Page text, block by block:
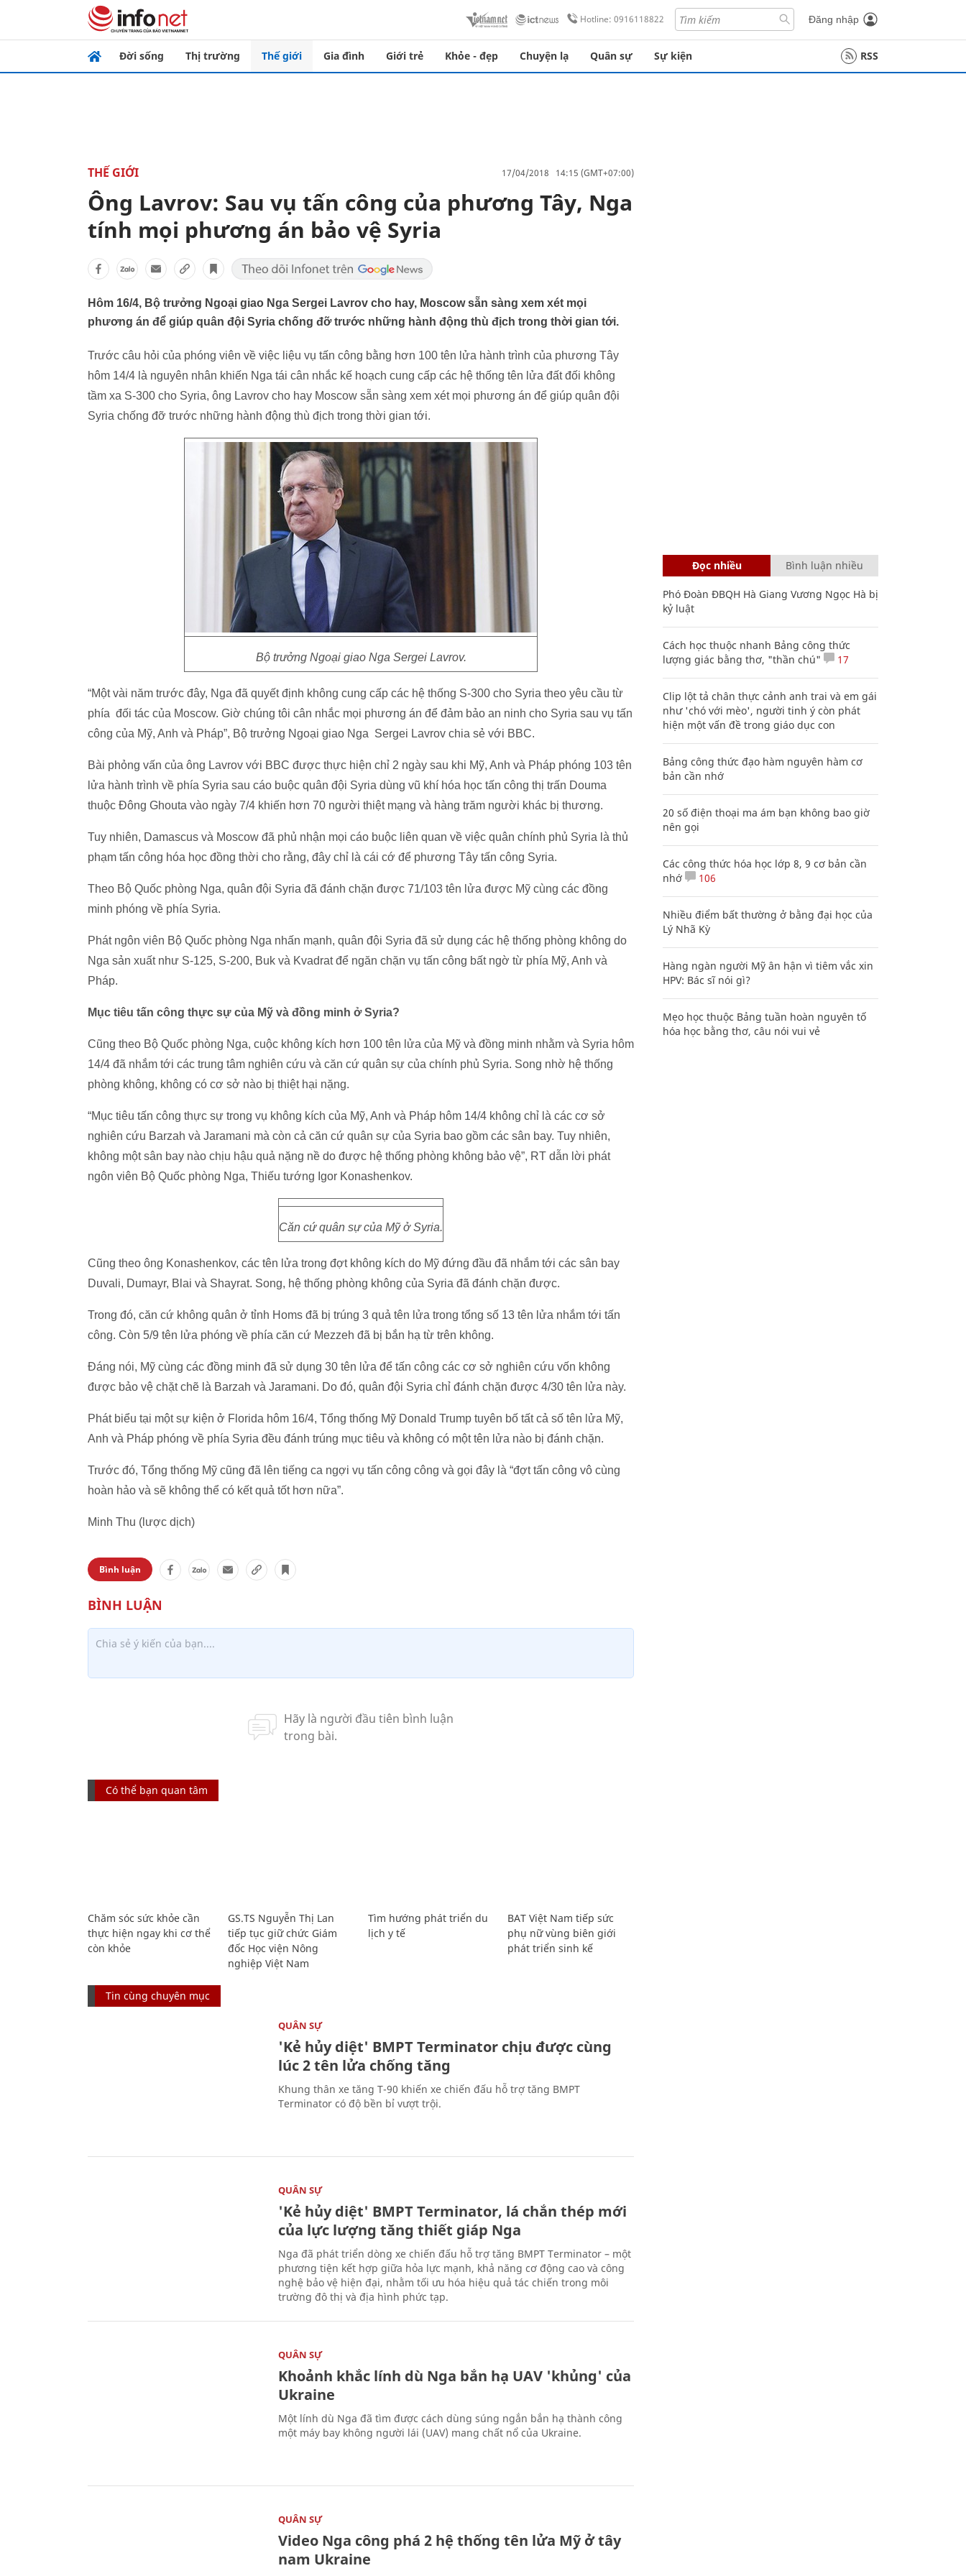
Hotline: 0916118822 Đăng nhập
Đời sống Thị trường Thế giới Gia đình Giới trẻ Khỏe - đẹp Chuyện lạ Quân sự Sự kiện RSS
THẾ GIỚI 17/04/2018 14:15 (GMT+07:00)
Ông Lavrov: Sau vụ tấn công của phương Tây, Nga
tính mọi phương án bảo vệ Syria
Hôm 16/4, Bộ trưởng Ngoại giao Nga Sergei Lavrov cho hay, Moscow sẵn sàng xem xét mọi
phương án để giúp quân đội Syria chống đỡ trước những hành động thù địch trong thời gian tới.
Trước câu hỏi của phóng viên về việc liệu vụ tấn công bằng hơn 100 tên lửa hành trình của phương Tây
hôm 14/4 là nguyên nhân khiến Nga tái cân nhắc kế hoạch cung cấp các hệ thống tên lửa đất đối không
tầm xa S-300 cho Syria, ông Lavrov cho hay Moscow sẵn sàng xem xét mọi phương án để giúp quân đội
Syria chống đỡ trước những hành động thù địch trong thời gian tới.
Bộ trưởng Ngoại giao Nga Sergei Lavrov.
“Một vài năm trước đây, Nga đã quyết định không cung cấp các hệ thống S-300 cho Syria theo yêu cầu từ
phía đối tác của Moscow. Giờ chúng tôi cân nhắc mọi phương án để đảm bảo an ninh cho Syria sau vụ tấn
công của Mỹ, Anh và Pháp”, Bộ trưởng Ngoại giao Nga Sergei Lavrov chia sẻ với BBC.
Bài phỏng vấn của ông Lavrov với BBC được thực hiện chỉ 2 ngày sau khi Mỹ, Anh và Pháp phóng 103 tên
lửa hành trình về phía Syria sau cáo buộc quân đội Syria dùng vũ khí hóa học tấn công thị trấn Douma
thuộc Đông Ghouta vào ngày 7/4 khiến hơn 70 người thiệt mạng và hàng trăm người khác bị thương.
Tuy nhiên, Damascus và Moscow đã phủ nhận mọi cáo buộc liên quan về việc quân chính phủ Syria là thủ
phạm tấn công hóa học đồng thời cho rằng, đây chỉ là cái cớ để phương Tây tấn công Syria.
Theo Bộ Quốc phòng Nga, quân đội Syria đã đánh chặn được 71/103 tên lửa được Mỹ cùng các đồng
minh phóng về phía Syria.
Phát ngôn viên Bộ Quốc phòng Nga nhấn mạnh, quân đội Syria đã sử dụng các hệ thống phòng không do
Nga sản xuất như S-125, S-200, Buk và Kvadrat để ngăn chặn vụ tấn công bất ngờ từ phía Mỹ, Anh và
Pháp.
Mục tiêu tấn công thực sự của Mỹ và đồng minh ở Syria?
Cũng theo Bộ Quốc phòng Nga, cuộc không kích hơn 100 tên lửa của Mỹ và đồng minh nhằm và Syria hôm
14/4 đã nhắm tới các trung tâm nghiên cứu và căn cứ quân sự của chính phủ Syria. Song nhờ hệ thống
phòng không, không có cơ sở nào bị thiệt hại nặng.
“Mục tiêu tấn công thực sự trong vụ không kích của Mỹ, Anh và Pháp hôm 14/4 không chỉ là các cơ sở
nghiên cứu Barzah và Jaramani mà còn cả căn cứ quân sự của Syria bao gồm các sân bay. Tuy nhiên,
không một sân bay nào chịu hậu quả nặng nề do được hệ thống phòng không bảo vệ”, RT dẫn lời phát
ngôn viên Bộ Quốc phòng Nga, Thiếu tướng Igor Konashenkov.
Căn cứ quân sự của Mỹ ở Syria.
Cũng theo ông Konashenkov, các tên lửa trong đợt không kích do Mỹ đứng đầu đã nhắm tới các sân bay
Duvali, Dumayr, Blai và Shayrat. Song, hệ thống phòng không của Syria đã đánh chặn được.
Trong đó, căn cứ không quân ở tỉnh Homs đã bị trúng 3 quả tên lửa trong tổng số 13 tên lửa nhắm tới tấn
công. Còn 5/9 tên lửa phóng về phía căn cứ Mezzeh đã bị bắn hạ từ trên không.
Đáng nói, Mỹ cùng các đồng minh đã sử dụng 30 tên lửa để tấn công các cơ sở nghiên cứu vốn không
được bảo vệ chặt chẽ là Barzah và Jaramani. Do đó, quân đội Syria chỉ đánh chặn được 4/30 tên lửa này.
Phát biểu tại một sự kiện ở Florida hôm 16/4, Tổng thống Mỹ Donald Trump tuyên bố tất cả số tên lửa Mỹ,
Anh và Pháp phóng về phía Syria đều đánh trúng mục tiêu và không có một tên lửa nào bị đánh chặn.
Trước đó, Tổng thống Mỹ cũng đã lên tiếng ca ngợi vụ tấn công công và gọi đây là “đợt tấn công vô cùng
hoàn hảo và sẽ không thể có kết quả tốt hơn nữa”.
Minh Thu (lược dịch)
Bình luận
Có thể bạn quan tâm
Chăm sóc sức khỏe cần
thực hiện ngay khi cơ thể
còn khỏe
GS.TS Nguyễn Thị Lan
tiếp tục giữ chức Giám
đốc Học viện Nông
nghiệp Việt Nam
Tìm hướng phát triển du
lịch y tế
BAT Việt Nam tiếp sức
phụ nữ vùng biên giới
phát triển sinh kế
Tin cùng chuyên mục
QUÂN SỰ
'Kẻ hủy diệt' BMPT Terminator chịu được cùng
lúc 2 tên lửa chống tăng
Khung thân xe tăng T-90 khiến xe chiến đấu hỗ trợ tăng BMPT
Terminator có độ bền bỉ vượt trội.
QUÂN SỰ
'Kẻ hủy diệt' BMPT Terminator, lá chắn thép mới
của lực lượng tăng thiết giáp Nga
Nga đã phát triển dòng xe chiến đấu hỗ trợ tăng BMPT Terminator – một
phương tiện kết hợp giữa hỏa lực mạnh, khả năng cơ động cao và công
nghệ bảo vệ hiện đại, nhằm tối ưu hóa hiệu quả tác chiến trong môi
trường đô thị và địa hình phức tạp.
QUÂN SỰ
Khoảnh khắc lính dù Nga bắn hạ UAV 'khủng' của
Ukraine
Một lính dù Nga đã tìm được cách dùng súng ngắn bắn hạ thành công
một máy bay không người lái (UAV) mang chất nổ của Ukraine.
QUÂN SỰ
Video Nga công phá 2 hệ thống tên lửa Mỹ ở tây
nam Ukraine
Đọc nhiều Bình luận nhiều
Phó Đoàn ĐBQH Hà Giang Vương Ngọc Hà bị
kỷ luật
Cách học thuộc nhanh Bảng công thức
lượng giác bằng thơ, "thần chú"
17
Clip lột tả chân thực cảnh anh trai và em gái
như 'chó với mèo', người tinh ý còn phát
hiện một vấn đề trong giáo dục con
Bảng công thức đạo hàm nguyên hàm cơ
bản cần nhớ
20 số điện thoại ma ám bạn không bao giờ
nên gọi
Các công thức hóa học lớp 8, 9 cơ bản cần
nhớ
106
Nhiều điểm bất thường ở bằng đại học của
Lý Nhã Kỳ
Hàng ngàn người Mỹ ân hận vì tiêm vắc xin
HPV: Bác sĩ nói gì?
Mẹo học thuộc Bảng tuần hoàn nguyên tố
hóa học bằng thơ, câu nói vui vẻ